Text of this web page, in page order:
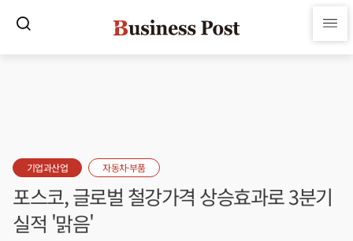
기업과산업 자동차·부품
포스코, 글로벌 철강가격 상승효과로 3분기
실적 '맑음'